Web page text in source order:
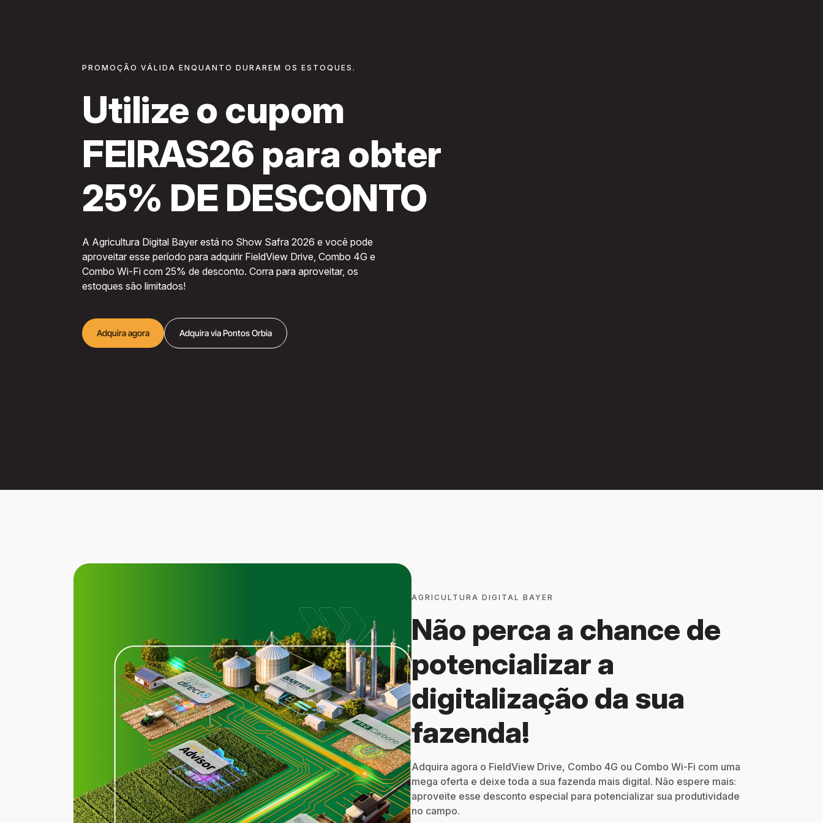
PROMOÇÃO VÁLIDA ENQUANTO DURAREM OS ESTOQUES.
Utilize o cupom
FEIRAS26 para obter
25% DE DESCONTO
A Agricultura Digital Bayer está no Show Safra 2026 e você pode
aproveitar esse período para adquirir FieldView Drive, Combo 4G e
Combo Wi-Fi com 25% de desconto. Corra para aproveitar, os
estoques são limitados!
Adquira agora Adquira via Pontos Orbia
AGRICULTURA DIGITAL BAYER
Não perca a chance de
potencializar a
digitalização da sua
fazenda!
Adquira agora o FieldView Drive, Combo 4G ou Combo Wi-Fi com uma
mega oferta e deixe toda a sua fazenda mais digital. Não espere mais:
aproveite esse desconto especial para potencializar sua produtividade
no campo.